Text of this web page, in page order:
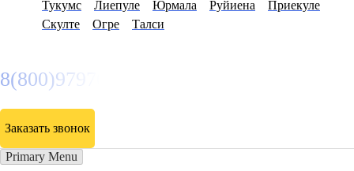
Тукумс
Лиепуле Юрмала Руйиена
Приекуле
Скулте
Огре Талси
8(800)9797043
Заказать звонок
Primary Menu